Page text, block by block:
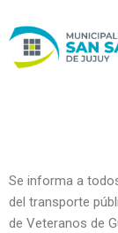
al
Se informa a
del transporte
de Veteranos de